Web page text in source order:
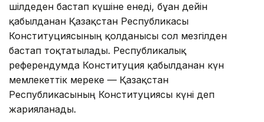
шілдеден бастап күшіне енеді, бұған дейін
қабылданған Қазақстан Республикасы
Конституциясының қолданысы сол мезгілден
бастап тоқтатылады. Республикалық
референдумда Конституция қабылданған күн
мемлекеттік мереке — Қазақстан
Республикасының Конституциясы күні деп
жарияланады.